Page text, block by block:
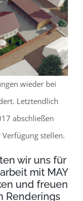
wieder bei
Letztendlich
abschließen
stellen.
wir uns für
mit MAY
und freuen
Renderings